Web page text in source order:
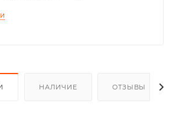
НАЛИЧИЕ ОТЗЫВЫ